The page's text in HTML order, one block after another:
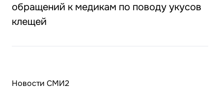
обращений к медикам по поводу укусов
клещей
Новости СМИ2